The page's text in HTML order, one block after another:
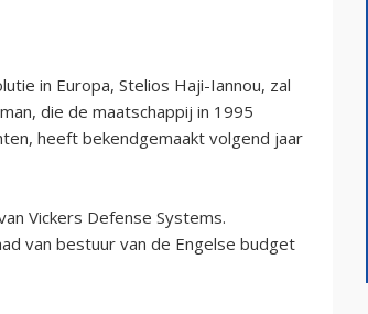
in Europa, Stelios Haji-Iannou, zal
die de maatschappij in 1995
heeft bekendgemaakt volgend jaar
Vickers Defense Systems.
van bestuur van de Engelse budget